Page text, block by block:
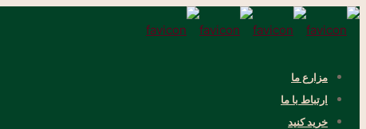
مزارع ما
ارتباط با ما
خرید کنید